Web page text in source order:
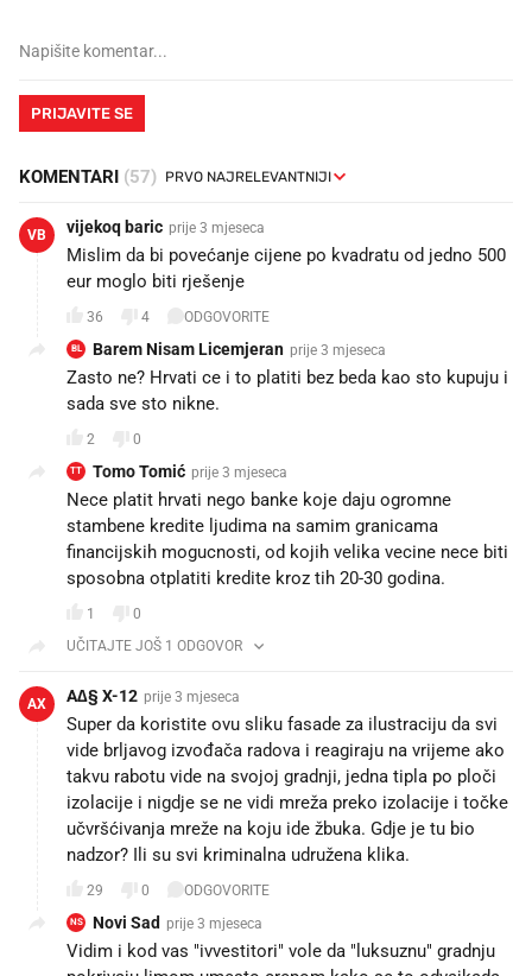
PRIJAVITE SE
KOMENTARI (57)
VB vijekoq baric prije 3 mjeseca
Mislim da bi povećanje cijene po kvadratu od jedno 500
eur moglo biti rješenje
36 4 ODGOVORITE
BL Barem Nisam Licemjeran prije 3 mjeseca
Zasto ne? Hrvati ce i to platiti bez beda kao sto kupuju i
sada sve sto nikne.
2 0
TT Tomo Tomić prije 3 mjeseca
Nece platit hrvati nego banke koje daju ogromne
stambene kredite ljudima na samim granicama
financijskih mogucnosti, od kojih velika vecine nece biti
sposobna otplatiti kredite kroz tih 20-30 godina.
1
0
UČITAJTE JOŠ 1 ODGOVOR
AX A∆§ X-12 prije 3 mjeseca
Super da koristite ovu sliku fasade za ilustraciju da svi
vide brljavog izvođača radova i reagiraju na vrijeme ako
takvu rabotu vide na svojoj gradnji, jedna tipla po ploči
izolacije i nigdje se ne vidi mreža preko izolacije i točke
učvršćivanja mreže na koju ide žbuka. Gdje je tu bio
nadzor? Ili su svi kriminalna udružena klika.
29 0 ODGOVORITE
NS Novi Sad prije 3 mjeseca
Vidim i kod vas "ivvestitori" vole da "luksuznu" gradnju